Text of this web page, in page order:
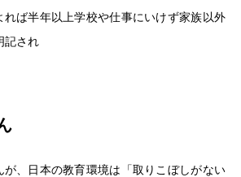
れば半年以上学校や仕事にいけず家族以外
記され
、日本の教育環境は「取りこぼしがない